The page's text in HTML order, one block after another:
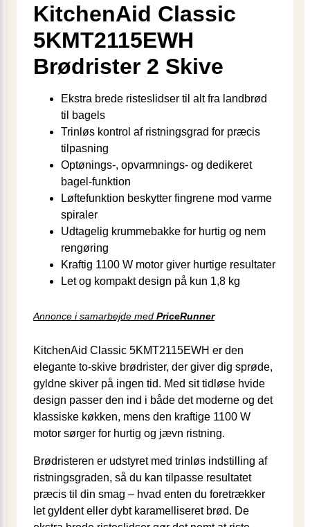
KitchenAid Classic
5KMT2115EWH
Brødrister 2 Skive
Ekstra brede risteslidser til alt fra landbrød
til bagels
Trinløs kontrol af ristningsgrad for præcis
tilpasning
Optønings-, opvarmnings- og dedikeret
bagel-funktion
Løftefunktion beskytter fingrene mod varme
spiraler
Udtagelig krummebakke for hurtig og nem
rengøring
Kraftig 1100 W motor giver hurtige resultater
Let og kompakt design på kun 1,8 kg
Annonce i samarbejde med PriceRunner
KitchenAid Classic 5KMT2115EWH er den
elegante to-skive brødrister, der giver dig sprøde,
gyldne skiver på ingen tid. Med sit tidløse hvide
design passer den ind i både det moderne og det
klassiske køkken, mens den kraftige 1100 W
motor sørger for hurtig og jævn ristning.
Brødristeren er udstyret med trinløs indstilling af
ristningsgraden, så du kan tilpasse resultatet
præcis til din smag – hvad enten du foretrækker
let gyldent eller dybt karamelliseret brød. De